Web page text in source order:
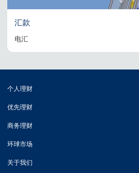
汇款
电汇
个人理财
优先理财
商务理财
环球市场
关于我们